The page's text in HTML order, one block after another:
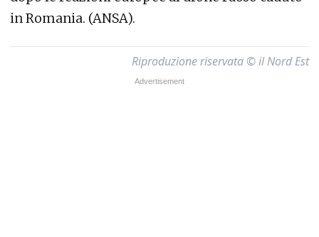
in Romania. (ANSA).
Riproduzione riservata © il Nord Est